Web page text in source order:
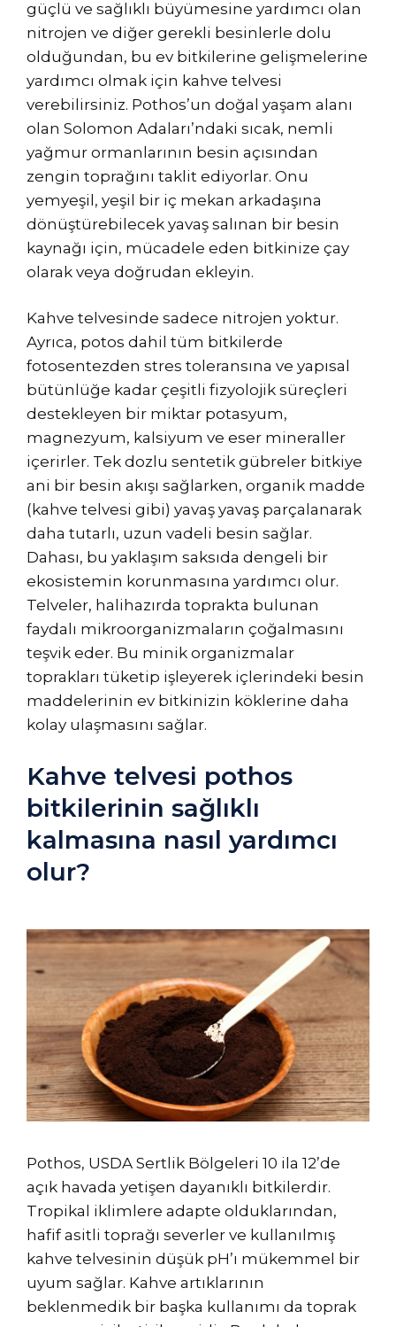
güçlü ve sağlıklı büyümesine yardımcı olan
nitrojen ve diğer gerekli besinlerle dolu
olduğundan, bu ev bitkilerine gelişmelerine
yardımcı olmak için kahve telvesi
verebilirsiniz. Pothos’un doğal yaşam alanı
olan Solomon Adaları’ndaki sıcak, nemli
yağmur ormanlarının besin açısından
zengin toprağını taklit ediyorlar. Onu
yemyeşil, yeşil bir iç mekan arkadaşına
dönüştürebilecek yavaş salınan bir besin
kaynağı için, mücadele eden bitkinize çay
olarak veya doğrudan ekleyin.
Kahve telvesinde sadece nitrojen yoktur.
Ayrıca, potos dahil tüm bitkilerde
fotosentezden stres toleransına ve yapısal
bütünlüğe kadar çeşitli fizyolojik süreçleri
destekleyen bir miktar potasyum,
magnezyum, kalsiyum ve eser mineraller
içerirler. Tek dozlu sentetik gübreler bitkiye
ani bir besin akışı sağlarken, organik madde
(kahve telvesi gibi) yavaş yavaş parçalanarak
daha tutarlı, uzun vadeli besin sağlar.
Dahası, bu yaklaşım saksıda dengeli bir
ekosistemin korunmasına yardımcı olur.
Telveler, halihazırda toprakta bulunan
faydalı mikroorganizmaların çoğalmasını
teşvik eder. Bu minik organizmalar
toprakları tüketip işleyerek içlerindeki besin
maddelerinin ev bitkinizin köklerine daha
kolay ulaşmasını sağlar.
Kahve telvesi pothos
bitkilerinin sağlıklı
kalmasına nasıl yardımcı
olur?
Pothos, USDA Sertlik Bölgeleri 10 ila 12’de
açık havada yetişen dayanıklı bitkilerdir.
Tropikal iklimlere adapte olduklarından,
hafif asitli toprağı severler ve kullanılmış
kahve telvesinin düşük pH’ı mükemmel bir
uyum sağlar. Kahve artıklarının
beklenmedik bir başka kullanımı da toprak